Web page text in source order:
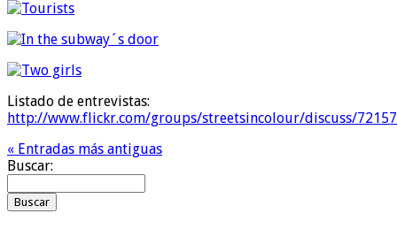
Listado de entrevistas:
http://www.flickr.com/groups/streetsincolour/discuss/
« Entradas más antiguas
Buscar: